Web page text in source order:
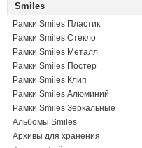
Smiles
Рамки Smiles Пластик
Рамки Smiles Стекло
Рамки Smiles Металл
Рамки Smiles Постер
Рамки Smiles Клип
Рамки Smiles Алюминий
Рамки Smiles Зеркальные
Альбомы Smiles
Архивы для хранения